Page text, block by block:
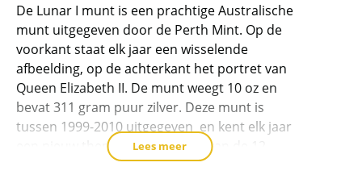
product
toe
te
voegen
De Lunar I munt is een prachtige Australische
munt uitgegeven door de Perth Mint. Op de
voorkant staat elk jaar een wisselende
afbeelding, op de achterkant het portret van
Queen Elizabeth II. De munt weegt 10 oz en
bevat 311 gram puur zilver. Deze munt is
tussen 1999-2010 uitgegeven en kent elk jaar
een nieuw thema, namelijk één van de 12
dieren van de Chinese dierenriem. De serie
Lees meer